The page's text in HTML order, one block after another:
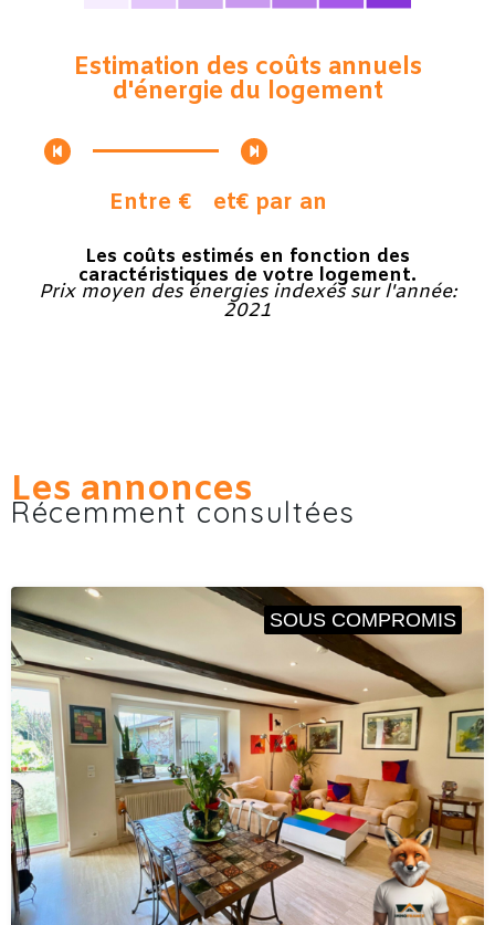
Estimation des coûts annuels
d'énergie du logement
Entre € et€ par an
Les coûts estimés en fonction des
caractéristiques de votre logement.
Prix moyen des énergies indexés sur l'année:
2021
Les annonces
Récemment consultées
SOUS COMPROMIS